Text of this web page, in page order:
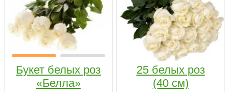
Букет белых роз
«Белла»
25 белых роз
(40 см)